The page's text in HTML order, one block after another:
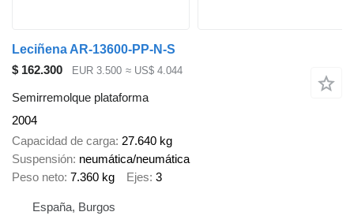
Leciñena AR-13600-PP-N-S
$ 162.300
EUR 3.500 ≈ US$ 4.044
Semirremolque plataforma
2004
Capacidad de carga 27.640 kg
Suspensión neumática/neumática
Peso neto 7.360 kg Ejes 3
España, Burgos